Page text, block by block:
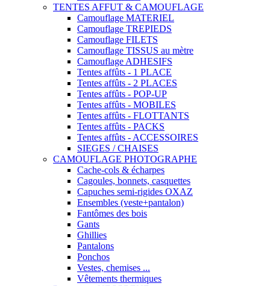
TENTES AFFUT & CAMOUFLAGE
Camouflage MATERIEL
Camouflage TREPIEDS
Camouflage FILETS
Camouflage TISSUS au mètre
Camouflage ADHESIFS
Tentes affûts - 1 PLACE
Tentes affûts - 2 PLACES
Tentes affûts - POP-UP
Tentes affûts - MOBILES
Tentes affûts - FLOTTANTS
Tentes affûts - PACKS
Tentes affûts - ACCESSOIRES
SIEGES / CHAISES
CAMOUFLAGE PHOTOGRAPHE
Cache-cols & écharpes
Cagoules, bonnets, casquettes
Capuches semi-rigides OXAZ
Ensembles (veste+pantalon)
Fantômes des bois
Gants
Ghillies
Pantalons
Ponchos
Vestes, chemises ...
Vêtements thermiques